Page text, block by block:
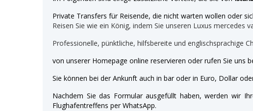
Private Transfers für Reisende, die nicht warten wollen oder
Reisen Sie wie ein König, indem Sie unseren Luxus mercedes
Professionelle, pünktliche, hilfsbereite und englischsprachige
von unserer Homepage online reservieren oder rufen Sie uns
Sie können bei der Ankunft auch in bar oder in Euro, Dollar
Nachdem Sie das Formular ausgefüllt haben, werden wir
Flughafentreffens per WhatsApp.